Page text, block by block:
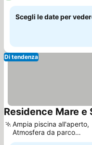
Scegli le date per
Di tendenza
Residence Mare e
Ampia piscina all'aperto,
Atmosfera da parco
mediterraneo